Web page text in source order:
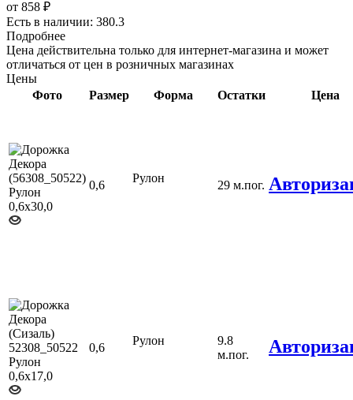
от 858 ₽
Есть в наличии: 380.3
Подробнее
Цена действительна только для интернет-магазина и может
отличаться от цен в розничных магазинах
Цены
Фото
Размер Форма Остатки Цена
0,6
Рулон
29 м.пог.
0,6
Рулон
9.8
м.пог.